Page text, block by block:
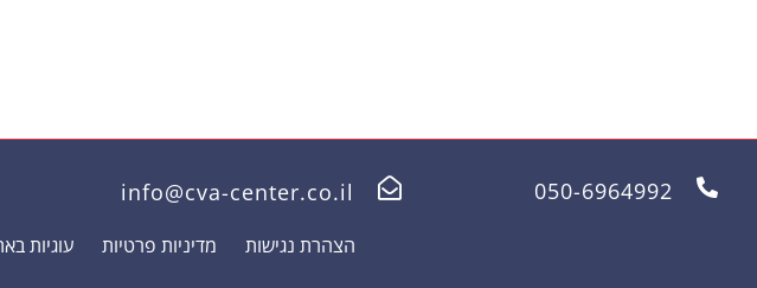
050-6964992
info@cva-center.co.il
הצהרת נגישות מדיניות פרטיות עוגיות